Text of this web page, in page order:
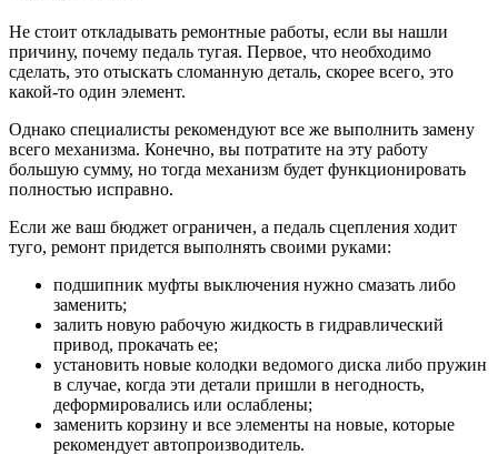
Не стоит откладывать ремонтные работы, если вы нашли
причину, почему педаль тугая. Первое, что необходимо
сделать, это отыскать сломанную деталь, скорее всего, это
какой-то один элемент.
Однако специалисты рекомендуют все же выполнить замену
всего механизма. Конечно, вы потратите на эту работу
большую сумму, но тогда механизм будет функционировать
полностью исправно.
Если же ваш бюджет ограничен, а педаль сцепления ходит
туго, ремонт придется выполнять своими руками:
подшипник муфты выключения нужно смазать либо
заменить;
залить новую рабочую жидкость в гидравлический
привод, прокачать ее;
установить новые колодки ведомого диска либо пружин
в случае, когда эти детали пришли в негодность,
деформировались или ослаблены;
заменить корзину и все элементы на новые, которые
рекомендует автопроизводитель.